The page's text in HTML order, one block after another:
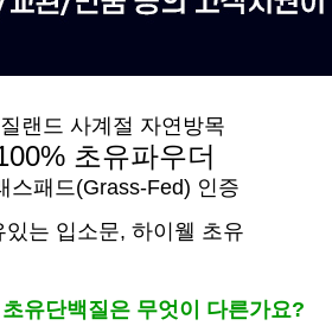
랜드 사계절 자연방목
초유파우더
스패드(Grass-Fed) 인증
있는 입소문, 하이웰 초유
유단백질은 무엇이 다른가요?